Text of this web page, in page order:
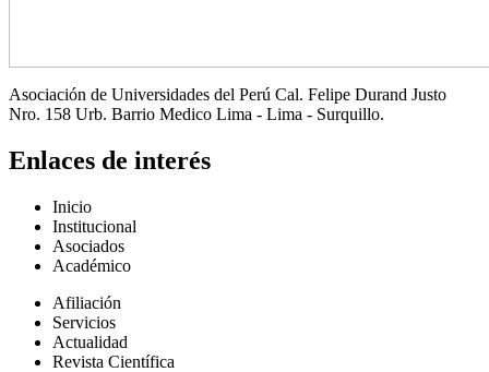
Asociación de Universidades del Perú Cal. Felipe Durand Justo
Nro. 158 Urb. Barrio Medico Lima - Lima - Surquillo.
Enlaces de interés
Inicio
Institucional
Asociados
Académico
Afiliación
Servicios
Actualidad
Revista Científica